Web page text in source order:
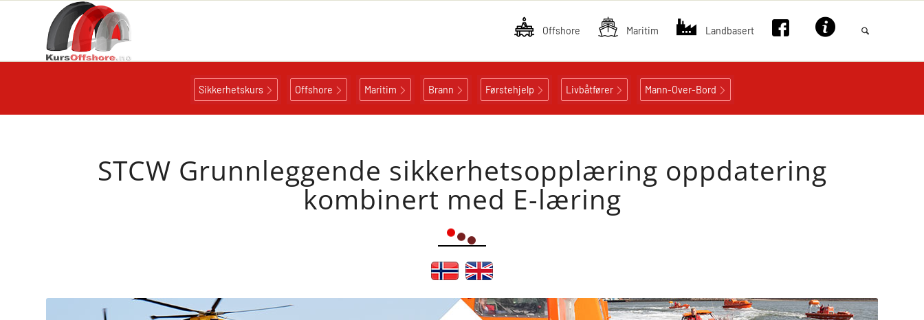
Offshore Maritim Landbasert
Sikkerhetskurs Offshore Maritim Brann Førstehjelp Livbåtfører Mann-Over-Bord
STCW Grunnleggende sikkerhetsopplæring oppdatering
kombinert med E-læring